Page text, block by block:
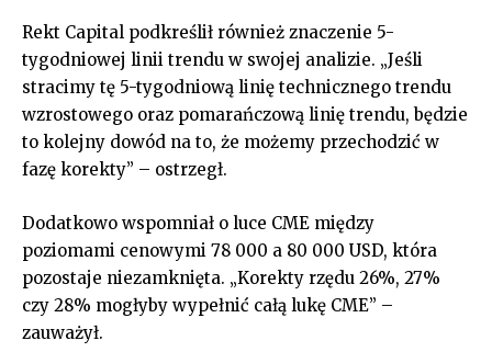
Rekt Capital podkreślił również znaczenie 5-
tygodniowej linii trendu w swojej analizie. „Jeśli
stracimy tę 5-tygodniową linię technicznego trendu
wzrostowego oraz pomarańczową linię trendu, będzie
to kolejny dowód na to, że możemy przechodzić w
fazę korekty” – ostrzegł.
Dodatkowo wspomniał o luce CME między
poziomami cenowymi 78 000 a 80 000 USD, która
pozostaje niezamknięta. „Korekty rzędu 26%, 27%
czy 28% mogłyby wypełnić całą lukę CME” –
zauważył.